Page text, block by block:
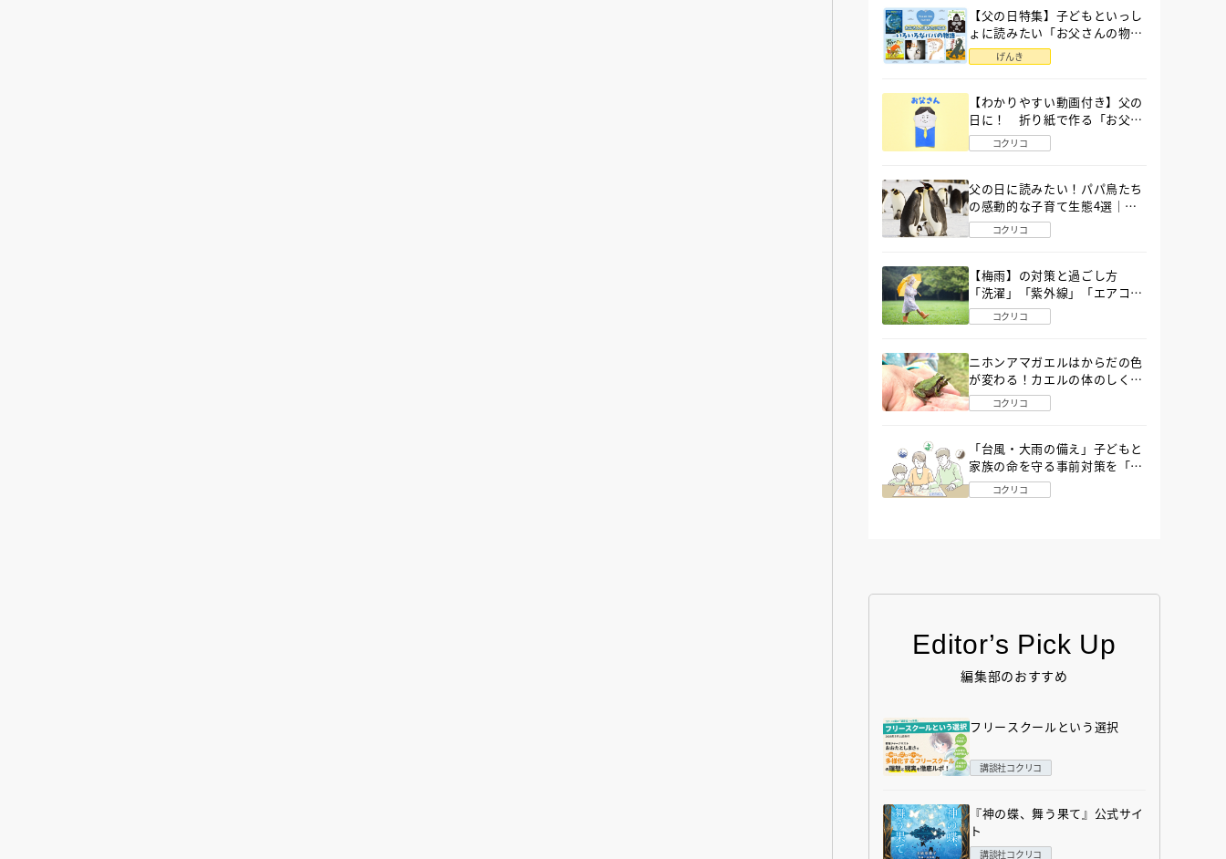
【父の日特集】子どもといっし
ょに読みたい「お父さんの物
語」６選
げんき
【わかりやすい動画付き】父の
日に！ 折り紙で作る「お父さ
ん」の簡単な折り方
コクリコ
父の日に読みたい！パパ鳥たち
の感動的な子育て生態4選｜図
鑑MOVE
コクリコ
【梅雨】の対策と過ごし方
「洗濯」「紫外線」「エアコ
ン」「ゲリラ豪雨」…〔気象予
報士が完全ガイド〕
コクリコ
ニホンアマガエルはからだの色
が変わる！カエルの体のしくみ
から両生類の特ちょうまで図鑑
MOVEが解説！
コクリコ
「台風・大雨の備え」子どもと
家族の命を守る事前対策を「防
災アドバイザー」が解説
コクリコ
Editor’s Pick Up
編集部のおすすめ
フリースクールという選択
講談社コクリコ
『神の蝶、舞う果て』公式サイ
ト
講談社コクリコ